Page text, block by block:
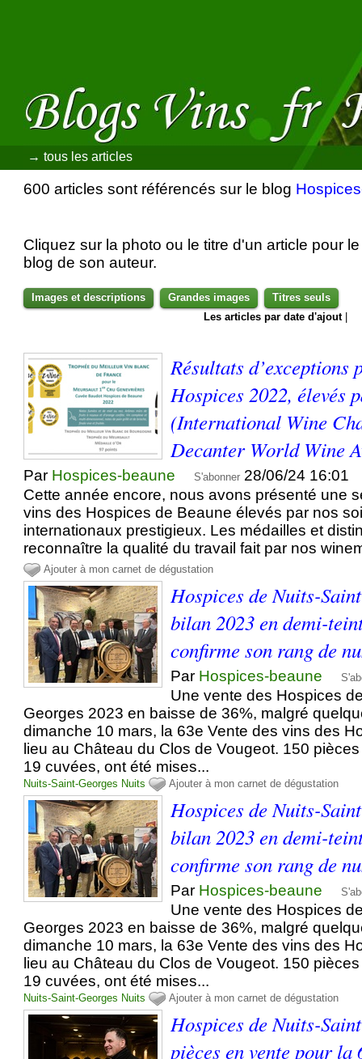
→ tous les articles
600 articles sont référencés sur le blog
Cliquez sur la photo ou le titre d'un article pour
blog de son auteur.
Images et descriptions Grandes images
Titres seuls
Les articles par date d'ajout|
Résultats d’exceptions
Hospices 2022, élevés
(International Wine
Decanter World Wine
Par Hospices-beaune S'abonner 28/06/24 16:01
Cette année encore, nous avons présenté une
vins des Hospices de Beaune élevés par nos
internationaux prestigieux. Les médailles et
reconnaître la qualité du travail fait par nos
Ajouter à mon carnet de dégustation
Hospices de Nuits-
bilan 2023 en demi-
confirme son rang de
Par Hospices-beaune
Une vente des Hospices
Georges 2023 en baisse de 36%, malgré
dimanche 10 mars, la 63e Vente des vins des
lieu au Château du Clos de Vougeot. 150
19 cuvées, ont été mises...
Nuits-Saint-Georges Nuits Ajouter à mon carnet de dégustation
Hospices de Nuits-
bilan 2023 en demi-
confirme son rang de
Par Hospices-beaune
Une vente des Hospices
Georges 2023 en baisse de 36%, malgré
dimanche 10 mars, la 63e Vente des vins des
lieu au Château du Clos de Vougeot. 150
19 cuvées, ont été mises...
Nuits-Saint-Georges Nuits Ajouter à mon carnet de dégustation
Hospices de Nuits-
pièces en vente pour la